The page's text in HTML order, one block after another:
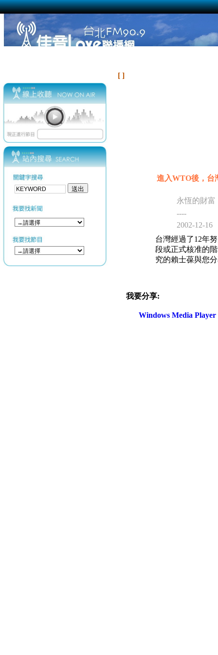
[ ]
進入WTO後，台
永恆的財富
----
2002-12-16
台灣經過了12年
段或正式核准的
究的賴士葆與您
我要分享:
Windows Media